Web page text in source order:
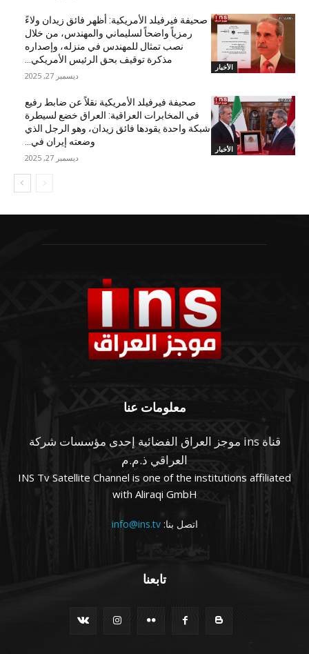
الأخبار
صحيفة فيرفيلد الأمريكية: أظهر فائق زيدان ولاءً
رمزياً واضحاً لسليماني والمهندس، من خلال
نصب تمثال للمهندس في منزله، وإصداره
مذكرة توقيف بحق الرئيس الأمريكي...
ديسمبر 27, 2025
الأخبار
صحيفة فيرفيلد الأمريكية نقلاً عن ضابط رفيع
في المخابرات العراقية: العراق خضع لسيطرة
شبكة واحدة يقودها فائق زيدان، وهو الرجل الذي
وضعته إيران في...
ديسمبر 27, 2025
معلومات عنا
قناة ins موجز العراق الفضائية إحدى مؤسسات شركة
العراقي ذ.م.م
INS Tv Satellite Channel is one of the institutions affiliated
with Aliraqi GmbH
اتصل بنا:info@ins.tv
تابعنا